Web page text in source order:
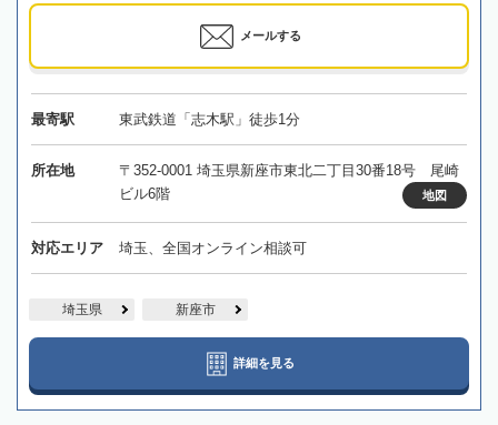
メールする
最寄駅 東武鉄道「志木駅」徒歩1分
所在地
〒352-0001 埼玉県新座市東北二丁目30番18号 尾崎
ビル6階
地図
対応エリア 埼玉、全国オンライン相談可
埼玉県 新座市
詳細を見る